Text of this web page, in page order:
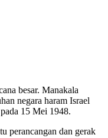
besar. Manakala
negara haram Israel
15 Mei 1948.
perancangan dan gerak